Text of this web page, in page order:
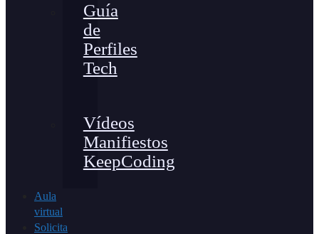
Guía
de
Perfiles
Tech
Vídeos
Manifiestos
KeepCoding
Aula
virtual
Solicita